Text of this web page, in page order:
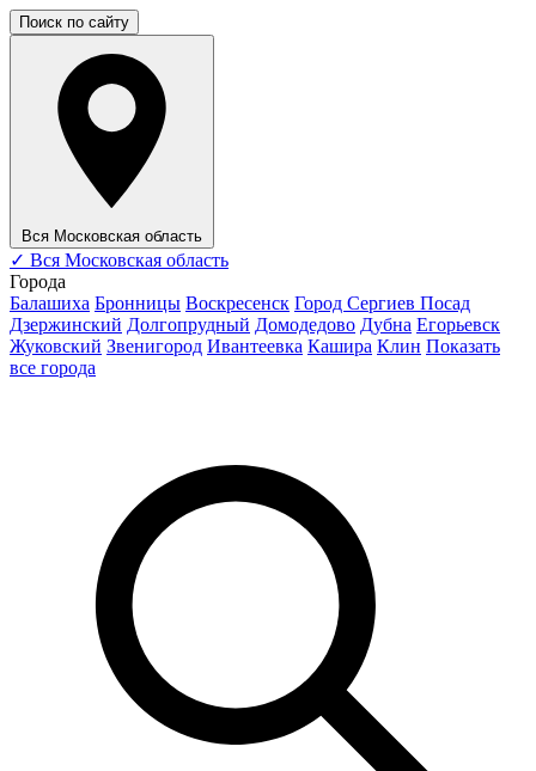
Поиск по сайту
Вся Московская область
✓ Вся Московская область
Города
Балашиха Бронницы Воскресенск Город Сергиев Посад
Дзержинский Долгопрудный Домодедово Дубна Егорьевск
Жуковский Звенигород Ивантеевка Кашира Клин Показать
все города